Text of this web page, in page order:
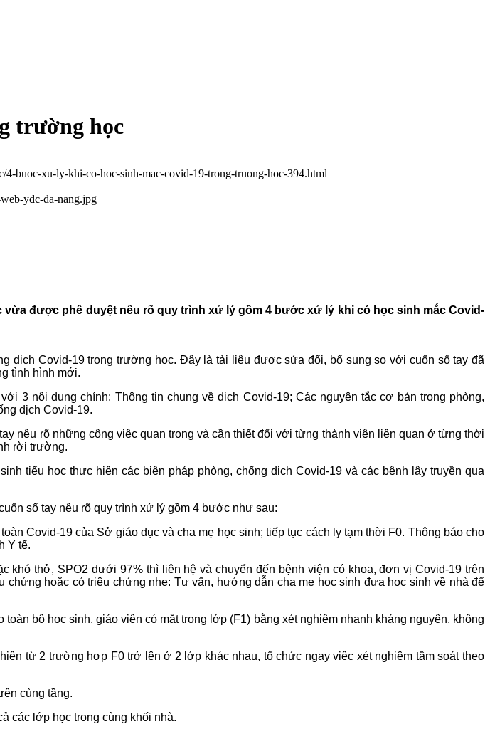
trường học
4-buoc-xu-ly-khi-co-hoc-sinh-mac-covid-19-trong-truong-hoc-394.html
ydc-da-nang.jpg
được phê duyệt nêu rõ quy trình xử lý gồm 4 bước xử lý khi có học sinh mắc Covid-
dịch Covid-19 trong trường học. Đây là tài liệu được sửa đổi, bổ sung so với cuốn sổ tay đã
tình hình mới.
3 nội dung chính: Thông tin chung về dịch Covid-19; Các nguyên tắc cơ bản trong phòng,
dịch Covid-19.
nêu rõ những công việc quan trọng và cần thiết đối với từng thành viên liên quan ở từng thời
rời trường.
tiểu học thực hiện các biện pháp phòng, chống dịch Covid-19 và các bệnh lây truyền qua
sổ tay nêu rõ quy trình xử lý gồm 4 bước như sau:
Covid-19 của Sở giáo dục và cha mẹ học sinh; tiếp tục cách ly tạm thời F0. Thông báo cho
Y tế.
thở, SPO2 dưới 97% thì liên hệ và chuyển đến bệnh viện có khoa, đơn vị Covid-19 trên
hoặc có triệu chứng nhẹ: Tư vấn, hướng dẫn cha mẹ học sinh đưa học sinh về nhà để
bộ học sinh, giáo viên có mặt trong lớp (F1) bằng xét nghiệm nhanh kháng nguyên, không
từ 2 trường hợp F0 trở lên ở 2 lớp khác nhau, tổ chức ngay việc xét nghiệm tầm soát theo
cùng tầng.
các lớp học trong cùng khối nhà.